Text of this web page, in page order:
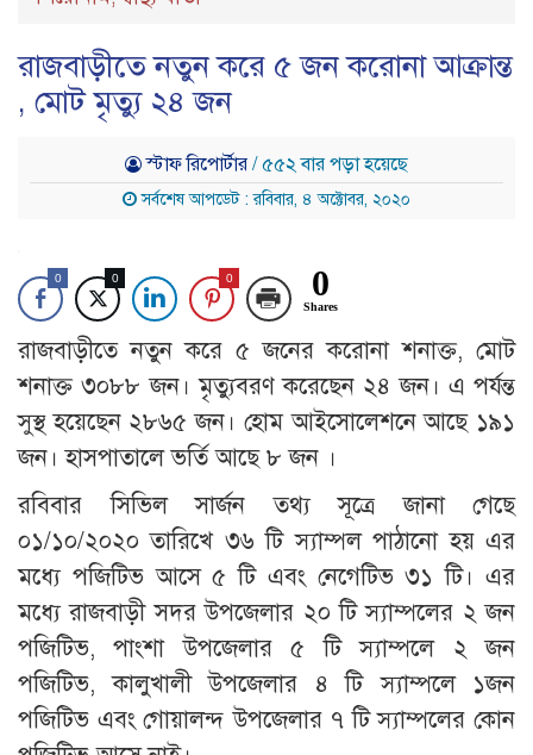
রাজবাড়ীতে নতুন করে ৫ জন করোনা আক্রান্ত
, মোট মৃত্যু ২৪ জন
স্টাফ রিপোর্টার/ ৫৫২ বার পড়া হয়েছে
সর্বশেষ আপডেট : রবিবার, ৪ অক্টোবর, ২০২০
0 0 0 0
Shares
রাজবাড়ীতে নতুন করে ৫ জনের করোনা শনাক্ত, মোট
শনাক্ত ৩০৮৮ জন। মৃত্যুবরণ করেছেন ২৪ জন। এ পর্যন্ত
সুস্থ হয়েছেন ২৮৬৫ জন। হোম আইসোলেশনে আছে ১৯১
জন। হাসপাতালে ভর্তি আছে ৮ জন ।
রবিবার সিভিল সার্জন তথ্য সূত্রে জানা গেছে
০১/১০/২০২০ তারিখে ৩৬ টি স্যাম্পল পাঠানো হয় এর
মধ্যে পজিটিভ আসে ৫ টি এবং নেগেটিভ ৩১ টি। এর
মধ্যে রাজবাড়ী সদর উপজেলার ২০ টি স্যাম্পলের ২ জন
পজিটিভ, পাংশা উপজেলার ৫ টি স্যাম্পলে ২ জন
পজিটিভ, কালুখালী উপজেলার ৪ টি স্যাম্পলে ১জন
পজিটিভ এবং গোয়ালন্দ উপজেলার ৭ টি স্যাম্পলের কোন